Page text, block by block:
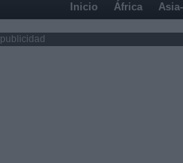
Inicio África
publicidad